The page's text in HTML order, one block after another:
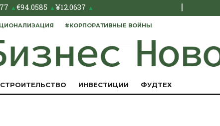
▲€94.0585 ▲¥12.0637 ▲ |
#КОРПОРАТИВНЫЕ ВОЙНЫ
СТРОИТЕЛЬСТВО ИНВЕСТИЦИИ ФУДТЕХ